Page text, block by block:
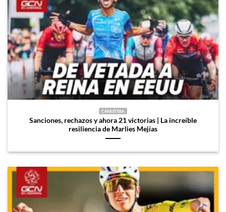
CARRETERA
Sanciones, rechazos y ahora 21 victorias | La increíble
resiliencia de Marlies Mejías